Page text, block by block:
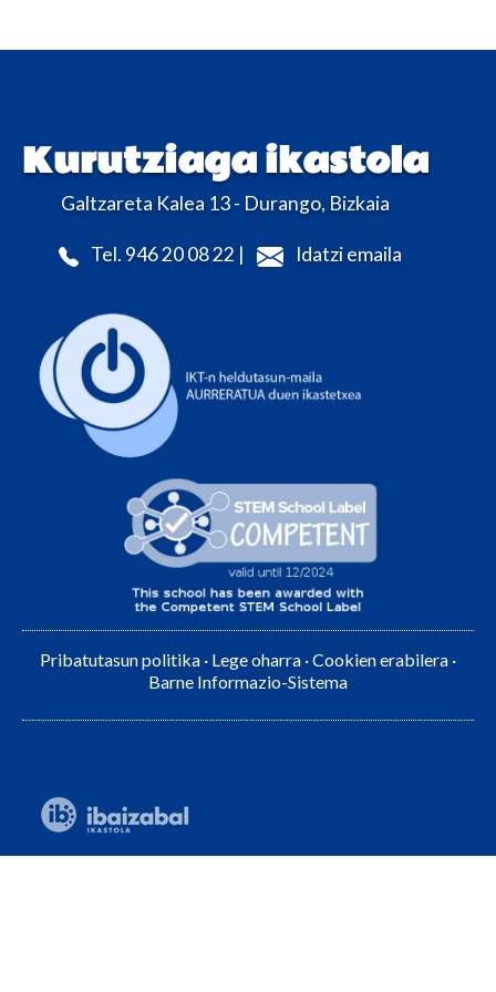
Kurutziaga ikastola
Galtzareta Kalea 13 - Durango, Bizkaia
Tel. 946 20 08 22 | Idatzi emaila
Pribatutasun politika · Lege oharra ·Cookien erabilera ·
Barne Informazio-Sistema